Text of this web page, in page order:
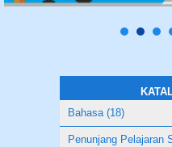
Download
Online
Bahasa (18)
Penunjang Pelajaran